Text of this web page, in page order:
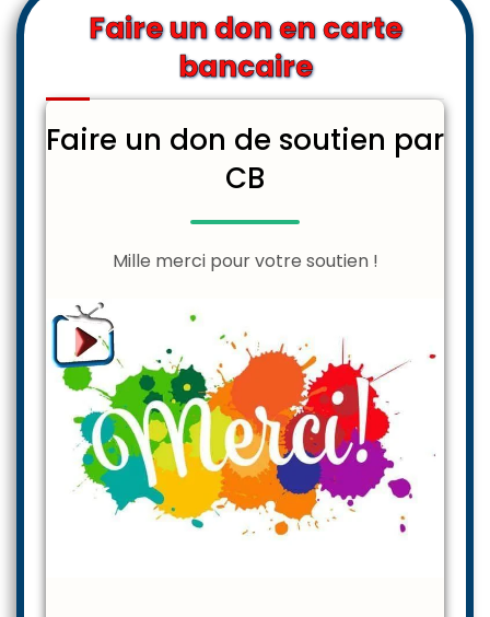
Faire un don en carte
bancaire
Faire un don de soutien par
CB
Mille merci pour votre soutien !